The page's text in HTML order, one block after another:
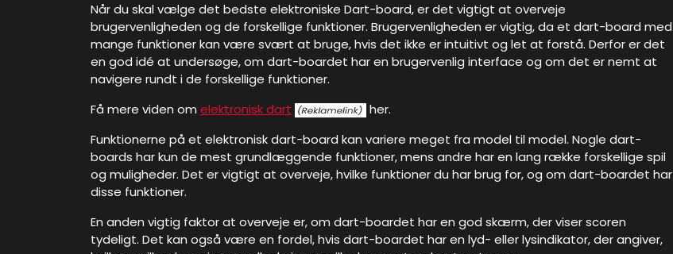
Når du skal vælge det bedste elektroniske Dart-board, er det vigtigt at overveje
brugervenligheden og de forskellige funktioner. Brugervenligheden er vigtig, da et dart-board med
mange funktioner kan være svært at bruge, hvis det ikke er intuitivt og let at forstå. Derfor er det
en god idé at undersøge, om dart-boardet har en brugervenlig interface og om det er nemt at
navigere rundt i de forskellige funktioner.
Få mere viden om elektronisk dart
her.
Funktionerne på et elektronisk dart-board kan variere meget fra model til model. Nogle dart-
boards har kun de mest grundlæggende funktioner, mens andre har en lang række forskellige spil
og muligheder. Det er vigtigt at overveje, hvilke funktioner du har brug for, og om dart-boardet har
disse funktioner.
En anden vigtig faktor at overveje er, om dart-boardet har en god skærm, der viser scoren
tydeligt. Det kan også være en fordel, hvis dart-boardet har en lyd- eller lysindikator, der angiver,